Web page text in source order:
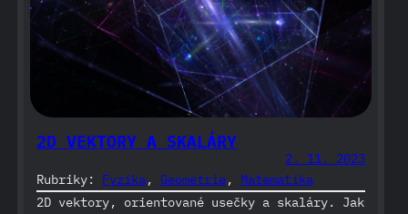
2D VEKTORY A SKALÁRY
2. 11. 2023
Rubriky: Fyzika, Geometrie, Matematika
2D vektory, orientované usečky a skaláry. Jak